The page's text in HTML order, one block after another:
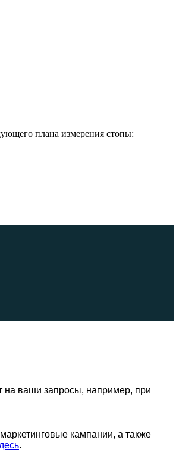
плана измерения стопы:
на ваши запросы, например, при
кампании, а также
.